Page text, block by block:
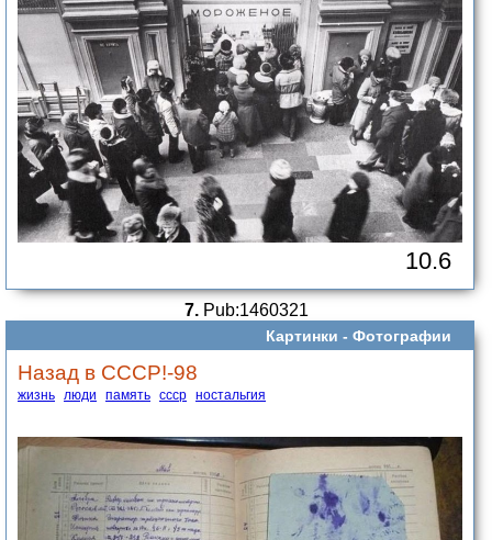
10.6
7.Pub:1460321
Картинки - Фотографии
Назад в СССР!-98
жизнь люди память ссср ностальгия